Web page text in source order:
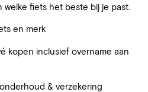
welke fiets het beste bij je past.
en merk
kopen inclusief overname aan
& verzekering